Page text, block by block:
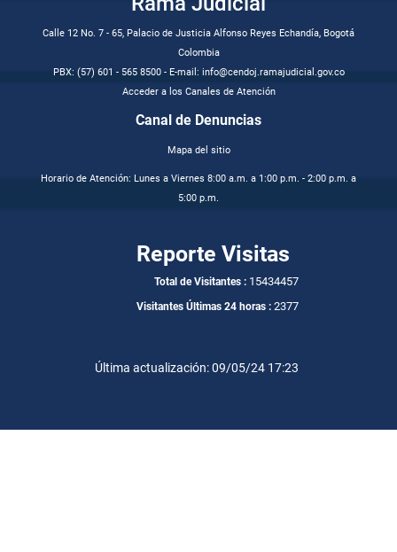
Calle 12 No. 7 - 65, Palacio de Justicia Alfonso Reyes Echandía, Bogotá
Colombia
PBX: (57) 601 - 565 8500 - E-mail: info@cendoj.ramajudicial.gov.co
Acceder a los Canales de Atención
Canal de Denuncias
Mapa del sitio
Horario de Atención: Lunes a Viernes 8:00 a.m. a 1:00 p.m. - 2:00 p.m. a
5:00 p.m.
Reporte Visitas
Total de Visitantes : 15434457
Visitantes Últimas 24 horas : 2377
Última actualización: 09/05/24 17:23